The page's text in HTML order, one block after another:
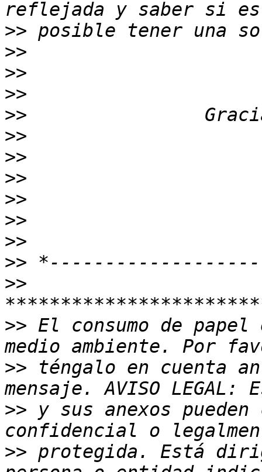
>>
>>
>>
>>
>>
>>
>>
>>
>>
>>
>>
>>
>>
>> El consumo de
>> téngalo en cuenta
>> y sus anexos
>> protegida. Está